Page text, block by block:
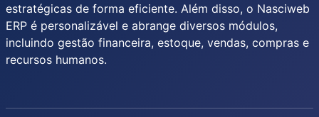
estratégicas de forma eficiente. Além disso, o Nasciweb
ERP é personalizável e abrange diversos módulos,
incluindo gestão financeira, estoque, vendas, compras e
recursos humanos.